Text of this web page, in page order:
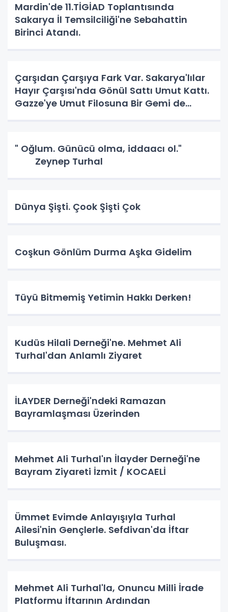
Mardin'de 11.TİGİAD Toplantısında
Sakarya İl Temsilciliği'ne Sebahattin
Birinci Atandı.
Çarşıdan Çarşıya Fark Var. Sakarya'lılar
Hayır Çarşısı'nda Gönül Sattı Umut Kattı.
Gazze'ye Umut Filosuna Bir Gemi de
" Oğlum. Günücü olma, iddaacı ol."
Zeynep Turhal
Dünya Şişti. Çook Şişti Çok
Coşkun Gönlüm Durma Aşka Gidelim
Tüyü Bitmemiş Yetimin Hakkı Derken!
Kudüs Hilali Derneği'ne. Mehmet Ali
Turhal'dan Anlamlı Ziyaret
İLAYDER Derneği'ndeki Ramazan
Bayramlaşması Üzerinden
Mehmet Ali Turhal'ın İlayder Derneği'ne
Bayram Ziyareti İzmit / KOCAELİ
Ümmet Evimde Anlayışıyla Turhal
Ailesi'nin Gençlerle. Sefdivan'da İftar
Buluşması.
Mehmet Ali Turhal'la, Onuncu Milli İrade
Platformu İftarının Ardından